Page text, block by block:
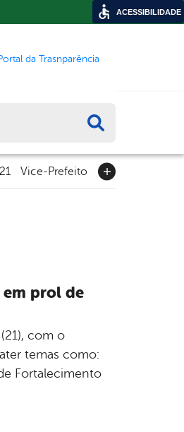
da Trasnparência
Vice-Prefeito
em prol de
com o
temas como:
Fortalecimento
ACESSIBILIDADE